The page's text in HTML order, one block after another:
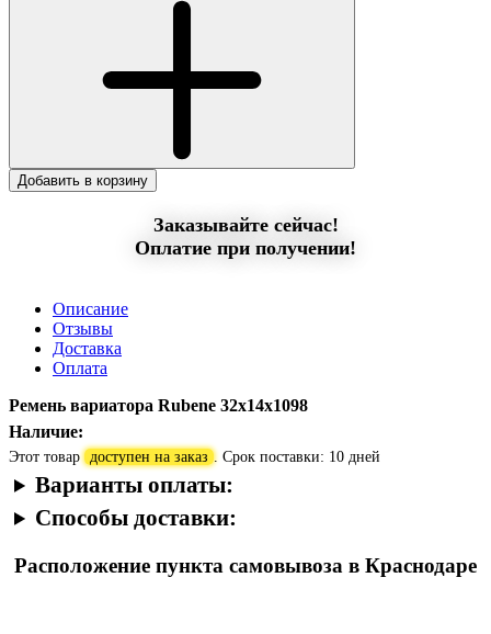
Добавить в корзину
Заказывайте сейчас!
Оплатие при получении!
Описание
Отзывы
Доставка
Оплата
Ремень вариатора Rubenе 32х14х1098
Наличие:
Этот товар доступен на заказ . Срок поставки: 10 дней
Варианты оплаты:
Способы доставки:
Расположение пункта самовывоза в Краснодаре